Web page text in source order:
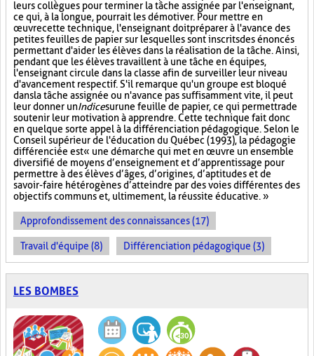
leurs collègues pour terminer la tâche assignée par l'enseignant,
ce qui, à la longue, pourrait les démotiver. Pour mettre en
œuvre cette technique, l'enseignant doit préparer à l'avance des
petites feuilles de papier sur lesquelles sont inscrits des énoncés
permettant d'aider les élèves dans la réalisation de la tâche. Ainsi,
pendant que les élèves travaillent à une tâche en équipes,
l'enseignant circule dans la classe afin de surveiller leur niveau
d'avancement respectif. S'il remarque qu'un groupe est bloqué
dans la tâche assignée ou n'avance pas suffisamment vite, il peut
leur donner unIndicesurune feuille de papier, ce qui permettra de
soutenir leur motivation à apprendre. Cette technique fait donc
en quelque sorte appel à la différenciation pédagogique. Selon le
Conseil supérieur de l'éducation du Québec (1993), la pédagogie
différenciée est « une démarche qui met en œuvre un ensemble
diversifié de moyens d’enseignement et d’apprentissage pour
permettre à des élèves d’âges, d’origines, d’aptitudes et de
savoir-faire hétérogènes d’atteindre par des voies différentes des
objectifs communs et, ultimement, la réussite éducative. »
Approfondissement des connaissances (17)
Travail d'équipe (8) Différenciation pédagogique (3)
LES BOMBES